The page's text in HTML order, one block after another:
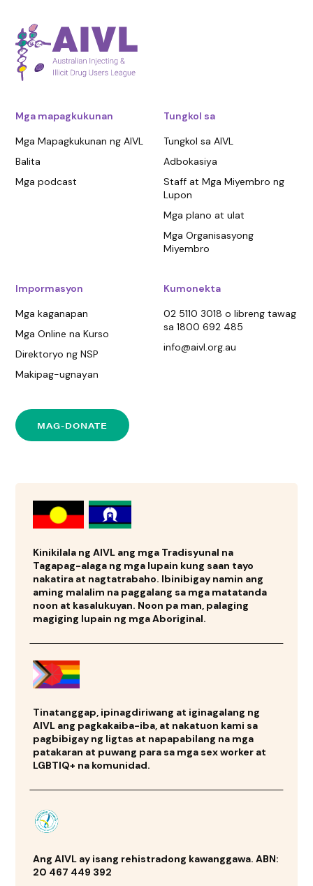
Mga mapagkukunan
Mga Mapagkukunan ng AIVL
Balita
Mga podcast
Tungkol sa
Tungkol sa AIVL
Adbokasiya
Staff at Mga Miyembro ng
Lupon
Mga plano at ulat
Mga Organisasyong
Miyembro
Impormasyon
Mga kaganapan
Mga Online na Kurso
Direktoryo ng NSP
Makipag-ugnayan
Kumonekta
02 5110 3018 o libreng tawag
sa 1800 692 485
info@aivl.org.au
MAG-DONATE
Kinikilala ng AIVL ang mga Tradisyunal na
Tagapag-alaga ng mga lupain kung saan tayo
nakatira at nagtatrabaho. Ibinibigay namin ang
aming malalim na paggalang sa mga matatanda
noon at kasalukuyan. Noon pa man, palaging
magiging lupain ng mga Aboriginal.
Tinatanggap, ipinagdiriwang at iginagalang ng
AIVL ang pagkakaiba-iba, at nakatuon kami sa
pagbibigay ng ligtas at napapabilang na mga
patakaran at puwang para sa mga sex worker at
LGBTIQ+ na komunidad.
Ang AIVL ay isang rehistradong kawanggawa. ABN:
20 467 449 392